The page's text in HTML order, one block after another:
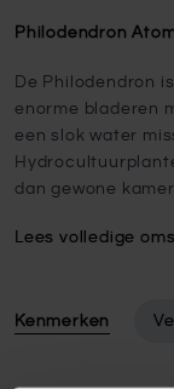
Philodendron
De Philodendron
enorme bladeren
een slok water
dan gewone
Lees volledige
Kenmerken